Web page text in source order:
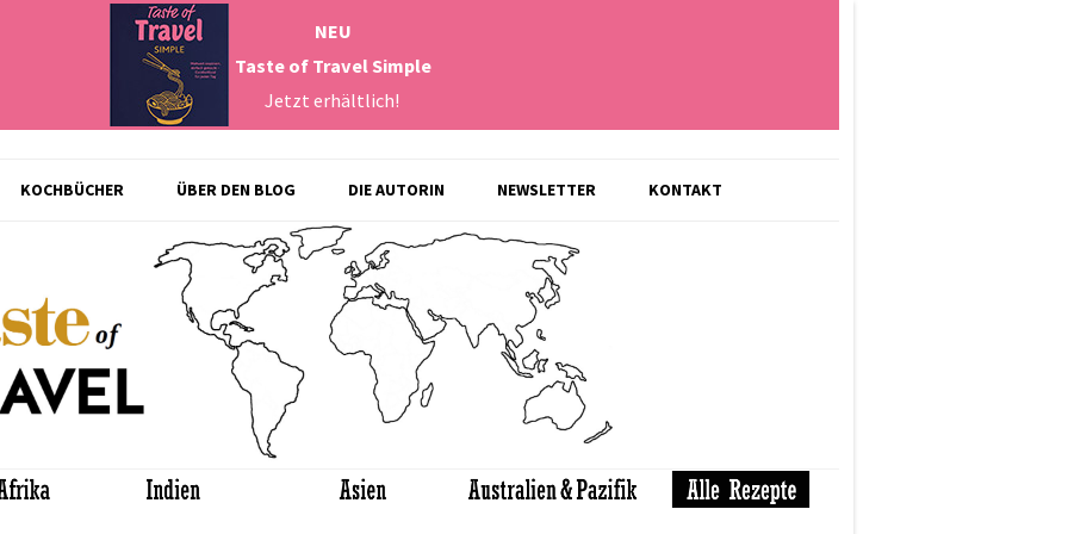
NEU
Taste of Travel Simple
Jetzt erhältlich!
springen
KOCHBÜCHER ÜBER DEN BLOG DIE AUTORIN NEWSLETTER KONTAKT